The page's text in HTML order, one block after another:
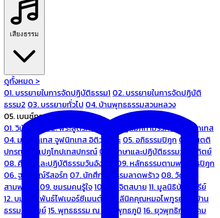
เสียงธรรม
ดูทั้งหมด >
01. บรรยายในการจัดปฏิบัติธรรม1 02. บรรยายในการจัดปฏิบัติ
ธรรม2 03. บรรยายทั่วไป 04. บ้านพุทธธรรมสวนหลวง
05. เบนซ์ทองหล่อ
01. วินัยปิฎก
02. พระสูตรศึกษา
03. ปฏิสัมภิทามรรคและจูฬนิทเทส
04. มหานิทเทส จูฬนิทเทส อิติวุตตกะ 05. อภิธรรมปิฎก 06. เนตติ
ปกรณ์ และเปฏโกปเทสปกรณ์ 07. ศึกษาและปฏิบัติธรรมวันอาทิตย์
08. ศึกษาและปฏิบัติธรรมวันอังคาร
09. หลักธรรมตามพระไตรปิฎก
06. ฐณิชาฌ์รีสอร์ท 07. นักศึกษาธรรมลาดพร้าว 08. วัด
สามพระยา
09. ชมรมคนรู้ใจ10. บ้านจิตสบาย 11. มูลนิธิบ้านอารีย์
12. บมจ.มหพันธ์ไฟเบอร์ซีเมนต์
13. คลีนิคคุณหมอไพทูรย์
14. บ้าน
ธรรมะรื่นรมย์15. พุทธธรรม ณ แดนพุทธภูมิ 16. ยุวพุทธิกสมาคม